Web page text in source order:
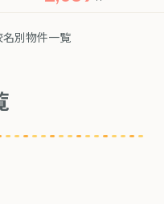
名別物件一覧